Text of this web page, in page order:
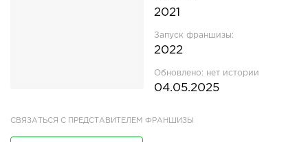
2021
Запуск франшизы:
2022
Обновлено: нет истории
04.05.2025
СВЯЗАТЬСЯ С ПРЕДСТАВИТЕЛЕМ ФРАНШИЗЫ